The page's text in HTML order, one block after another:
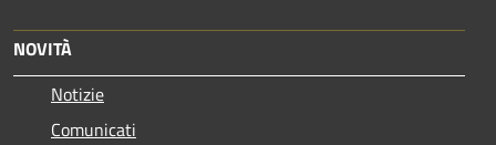
NOVITÀ
Notizie
Comunicati